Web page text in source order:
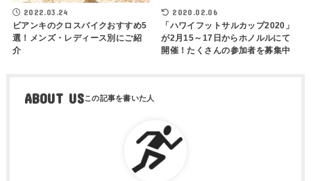
2022.03.24
ビアンキのクロスバイクおすすめ5
選！メンズ・レディース別にご紹
介
2020.02.06
「ハワイフットサルカップ2020」
が2月15～17日からホノルルにて
開催！たくさんの参加者を募集中
ABOUT US